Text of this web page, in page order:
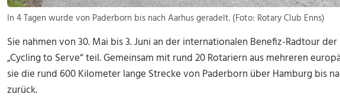
In 4 Tagen wurde von Paderborn bis nach Aarhus geradelt. (Foto: Rotary Club Enns)
Sie nahmen von 30. Mai bis 3. Juni an der internationalen Benefiz-Radtour
„Cycling to Serve“ teil. Gemeinsam mit rund 20 Rotariern aus mehreren
sie die rund 600 Kilometer lange Strecke von Paderborn über Hamburg bis
zurück.